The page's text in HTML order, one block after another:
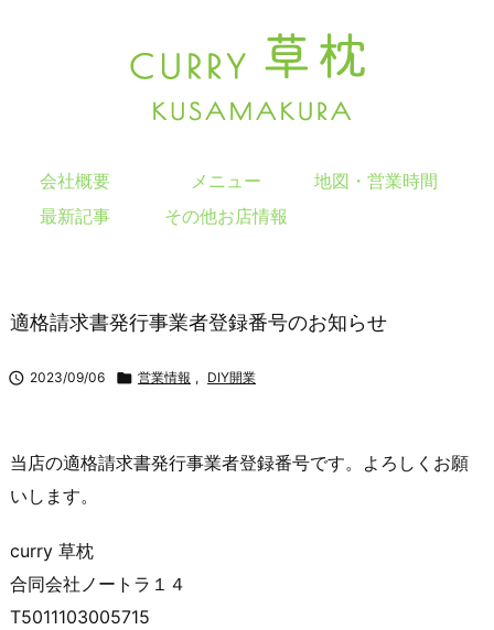
会社概要 メニュー
地図・営業時間
最新記事
その他お店情報
適格請求書発行事業者登録番号のお知らせ
 2023/09/06  営業情報 , DIY開業
当店の適格請求書発行事業者登録番号です。よろしくお願
いします。
curry 草枕
合同会社ノートラ１４
T5011103005715